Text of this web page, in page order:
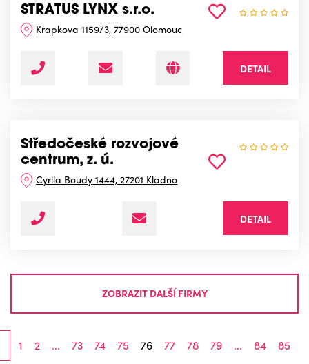
STRATUS LYNX s.r.o.
Krapkova 1159/3, 77900 Olomouc
DETAIL
Středočeské rozvojové
centrum, z. ú.
Cyrila Boudy 1444, 27201 Kladno
DETAIL
ZOBRAZIT DALŠÍ FIRMY
1 2 ... 73 74 75 76 77 78 79 ... 84 85